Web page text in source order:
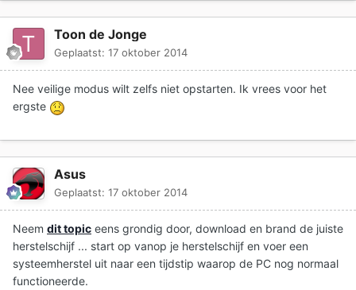
Toon de Jonge
Geplaatst: 17 oktober 2014
Nee veilige modus wilt zelfs niet opstarten. Ik vrees voor het
ergste
Asus
Geplaatst: 17 oktober 2014
Neem dit topic eens grondig door, download en brand de juiste
herstelschijf ... start op vanop je herstelschijf en voer een
systeemherstel uit naar een tijdstip waarop de PC nog normaal
functioneerde.